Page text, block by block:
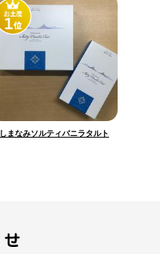
しまなみソルティバニラタルト